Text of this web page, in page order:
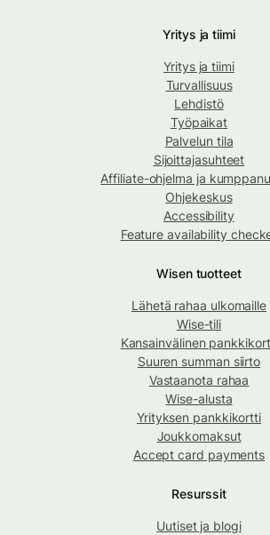
Yritys ja tiimi
Yritys ja tiimi
Turvallisuus
Lehdistö
Työpaikat
Palvelun tila
Sijoittajasuhteet
Affiliate-ohjelma ja
Ohjekeskus
Accessibility
Feature availability
Wisen tuotteet
Lähetä rahaa ulkomaille
Wise-tili
Kansainvälinen
Suuren summan siirto
Vastaanota rahaa
Wise-alusta
Yrityksen pankkikortti
Joukkomaksut
Accept card payments
Resurssit
Uutiset ja blogi